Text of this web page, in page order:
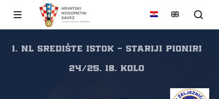
1. NL Središte Istok - Stariji pioniri
24/25, 18. kolo